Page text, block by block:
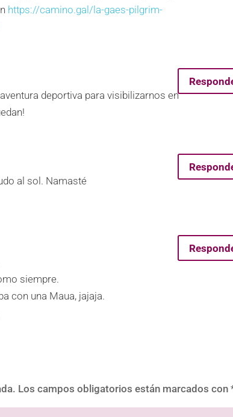
https://camino.gal/la-gaes-pilgrim-
deportiva para visibilizarnos en
al sol. Namasté
siempre.
con una Maua, jajaja.
Los campos obligatorios están marcados con